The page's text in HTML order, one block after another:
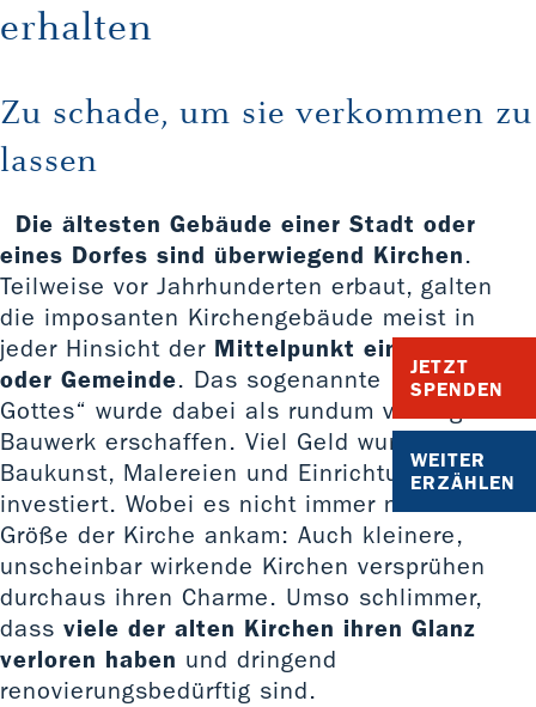
JETZT
SPENDEN
WEITER
ERZÄHLEN
erhalten
Zu schade, um sie verkommen zu
lassen
Die ältesten Gebäude einer Stadt oder
eines Dorfes sind überwiegend Kirchen.
Teilweise vor Jahrhunderten erbaut, galten
die imposanten Kirchengebäude meist in
jeder Hinsicht der Mittelpunkt eines Dorfes
oder Gemeinde. Das sogenannte „Haus
Gottes“ wurde dabei als rundum vorzeigbares
Bauwerk erschaffen. Viel Geld wurde in die
Baukunst, Malereien und Einrichtungen
investiert. Wobei es nicht immer nur auf die
Größe der Kirche ankam: Auch kleinere,
unscheinbar wirkende Kirchen versprühen
durchaus ihren Charme. Umso schlimmer,
dass viele der alten Kirchen ihren Glanz
verloren haben und dringend
renovierungsbedürftig sind.